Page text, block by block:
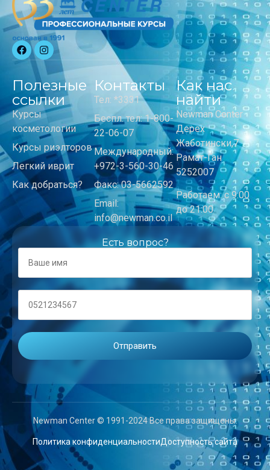
Полезные
ссылки
Курсы
косметологии
Курсы риэлторов
Легкий иврит
Как добраться?
Контакты
Тел: *3331
Беспл. тел: 1-800-
22-06-07
Международный:
+972-3-560-30-46
Факс: 03-5662592
Email:
info@newman.co.il
Как нас
найти
Newman Center
Дерех
Жаботински,7
Рамат-Ган
5252007
Работаем: с 9:00
до 21:00
Есть вопрос?
Newman Center © 1991-2024 Все права защищены.
Политика конфиденциальностиДоступность сайта